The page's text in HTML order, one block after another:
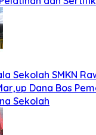
Sekolah SMKN
Dana Bos
Sekolah